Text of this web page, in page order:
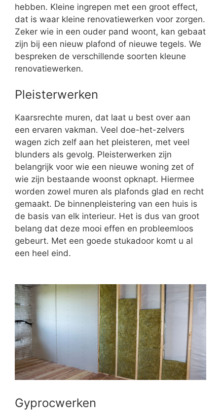
hebben. Kleine ingrepen met een groot effect,
dat is waar kleine renovatiewerken voor zorgen.
Zeker wie in een ouder pand woont, kan gebaat
zijn bij een nieuw plafond of nieuwe tegels. We
bespreken de verschillende soorten kleune
renovatiewerken.
Pleisterwerken
Kaarsrechte muren, dat laat u best over aan
een ervaren vakman. Veel doe-het-zelvers
wagen zich zelf aan het pleisteren, met veel
blunders als gevolg. Pleisterwerken zijn
belangrijk voor wie een nieuwe woning zet of
wie zijn bestaande woonst opknapt. Hiermee
worden zowel muren als plafonds glad en recht
gemaakt. De binnenpleistering van een huis is
de basis van elk interieur. Het is dus van groot
belang dat deze mooi effen en probleemloos
gebeurt. Met een goede stukadoor komt u al
een heel eind.
Gyprocwerken